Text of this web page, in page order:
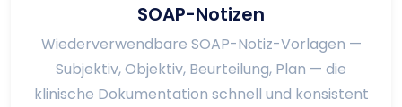
SOAP-Notizen
Wiederverwendbare SOAP-Notiz-Vorlagen —
Subjektiv, Objektiv, Beurteilung, Plan — die
klinische Dokumentation schnell und konsistent